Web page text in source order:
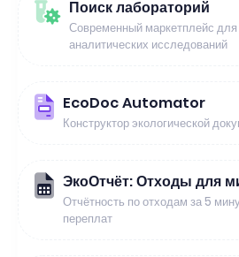
Поиск лабораторий
Современный маркетплейс для
аналитических исследований
EcoDoc Automator
Конструктор экологической
ЭкоОтчёт: Отходы для
Отчётность по отходам за 5
переплат